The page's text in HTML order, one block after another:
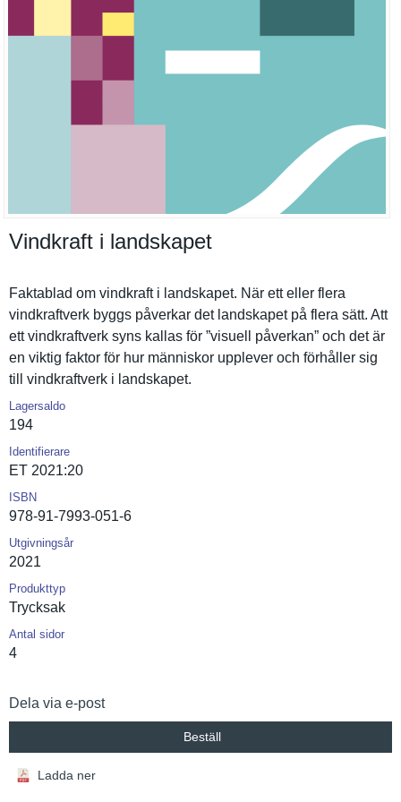
Vindkraft i landskapet
Faktablad om vindkraft i landskapet. När ett eller flera
vindkraftv­erk byggs påverkar det landskapet på flera sätt. Att
ett vindkraftv­erk syns kallas för ”visuell påverkan” och det är
en viktig faktor för hur människor upplever och förhåller sig
till vindkraftv­erk i landskapet.
Lagersaldo
194
Identifierare
ET 2021:20
ISBN
978-91-7993-051-6
Utgivningsår
2021
Produkttyp
Trycksak
Antal sidor
4
Dela via e-post
Beställ
Ladda ner